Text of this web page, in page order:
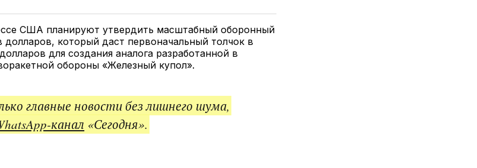
TwitterFacebookTelegramподелитесь
ссылкой
США планируют утвердить масштабный оборонный
долларов, который даст первоначальный толчок в
для создания аналога разработанной в
обороны «Железный купол».
главные новости без лишнего шума,
канал «Сегодня».